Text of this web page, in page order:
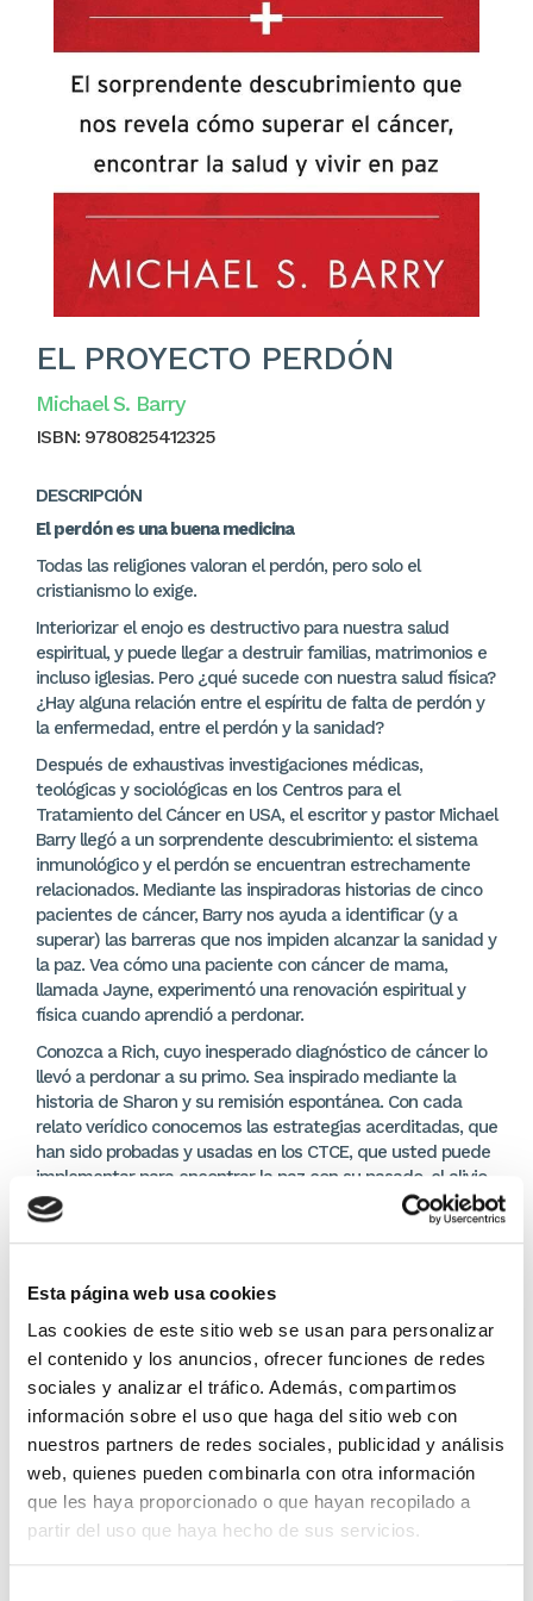
Esta página web usa cookies
Las cookies de este sitio web se usan para personalizar
el contenido y los anuncios, ofrecer funciones de redes
sociales y analizar el tráfico. Además, compartimos
información sobre el uso que haga del sitio web con
nuestros partners de redes sociales, publicidad y análisis
web, quienes pueden combinarla con otra información
que les haya proporcionado o que hayan recopilado a
partir del uso que haya hecho de sus servicios.
EL PROYECTO PERDÓN
Michael S. Barry
ISBN: 9780825412325
DESCRIPCIÓN
El perdón es una buena medicina
Todas las religiones valoran el perdón, pero solo el
cristianismo lo exige.
Interiorizar el enojo es destructivo para nuestra salud
espiritual, y puede llegar a destruir familias, matrimonios e
incluso iglesias. Pero ¿qué sucede con nuestra salud física?
¿Hay alguna relación entre el espíritu de falta de perdón y
la enfermedad, entre el perdón y la sanidad?
Después de exhaustivas investigaciones médicas,
teológicas y sociológicas en los Centros para el
Tratamiento del Cáncer en USA, el escritor y pastor Michael
Barry llegó a un sorprendente descubrimiento: el sistema
inmunológico y el perdón se encuentran estrechamente
relacionados. Mediante las inspiradoras historias de cinco
pacientes de cáncer, Barry nos ayuda a identificar (y a
superar) las barreras que nos impiden alcanzar la sanidad y
la paz. Vea cómo una paciente con cáncer de mama,
llamada Jayne, experimentó una renovación espiritual y
física cuando aprendió a perdonar.
Conozca a Rich, cuyo inesperado diagnóstico de cáncer lo
llevó a perdonar a su primo. Sea inspirado mediante la
historia de Sharon y su remisión espontánea. Con cada
relato verídico conocemos las estrategias acerditadas, que
han sido probadas y usadas en los CTCE, que usted puede
implementar para encontrar la paz con su pasado, el alivio
del rencor y la esperanza de la sanidad.
10,44 €
En lugar de: 10,99 €
Ahorras: 0,55 € (5%)
Sin stock
Importante: Envío gratis a Península